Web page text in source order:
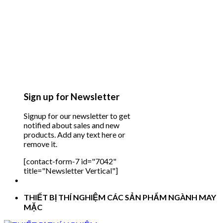
Sign up for Newsletter
Signup for our newsletter to get
notified about sales and new
products. Add any text here or
remove it.
[contact-form-7 id="7042"
title="Newsletter Vertical"]
THIẾT BỊ THÍ NGHIỆM CÁC SẢN PHẨM NGÀNH MAY
MẶC